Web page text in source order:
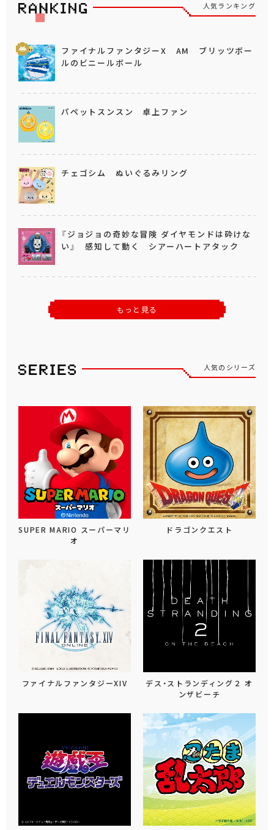
人気ランキング
ファイナルファンタジーX AM ブリッツボー
ルのビニールボール
パペットスンスン 卓上ファン
チェゴシム ぬいぐるみリング
『ジョジョの奇妙な冒険 ダイヤモンドは砕けな
い』 感知して動く シアーハートアタック
もっと見る
人気のシリーズ
SUPER MARIO スーパーマリ
オ
ドラゴンクエスト
ファイナルファンタジーXIV
デス・ストランディング２ オ
ンザビーチ